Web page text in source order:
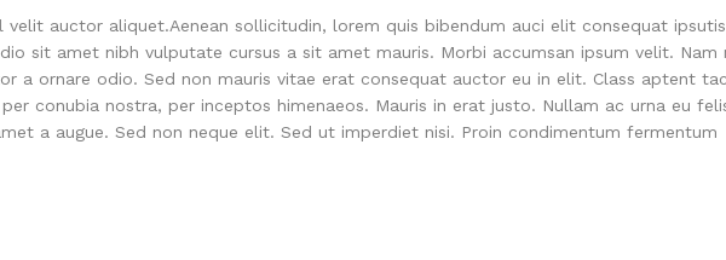
velit auctor aliquet.Aenean sollicitudin, lorem quis bibendum auci elit consequat ipsutis
sit amet nibh vulputate cursus a sit amet mauris. Morbi accumsan ipsum velit. Nam
a ornare odio. Sed non mauris vitae erat consequat auctor eu in elit. Class aptent
conubia nostra, per inceptos himenaeos. Mauris in erat justo. Nullam ac urna eu
a augue. Sed non neque elit. Sed ut imperdiet nisi. Proin condimentum fermentum